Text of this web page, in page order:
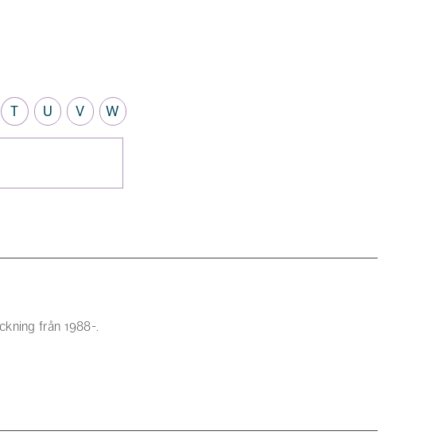
T U V W
från 1988-.